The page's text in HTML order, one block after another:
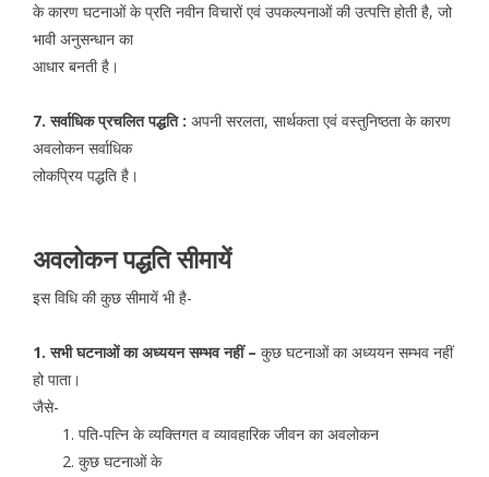
के कारण घटनाओं के प्रति नवीन विचारों एवं उपकल्पनाओं की उत्पत्ति होती है, जो
भावी अनुसन्धान का
आधार बनती है।
7. सर्वाधिक प्रचलित पद्धति : अपनी सरलता, सार्थकता एवं वस्तुनिष्ठता के कारण
अवलोकन सर्वाधिक
लोकप्रिय पद्धति है।
अवलोकन पद्धति सीमायें
इस विधि की कुछ सीमायें भी है-
1. सभी घटनाओं का अध्ययन सम्भव नहीं – कुछ घटनाओं का अध्ययन सम्भव नहीं
हो पाता।
जैसे-
पति-पत्नि के व्यक्तिगत व व्यावहारिक जीवन का अवलोकन
कुछ घटनाओं के